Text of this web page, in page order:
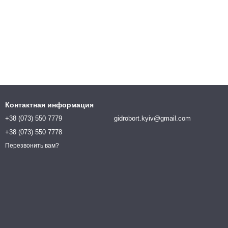
Контактная информация
+38 (073) 550 7779
+38 (073) 550 7778
Перезвонить вам?
gidrobort.kyiv@gmail.com